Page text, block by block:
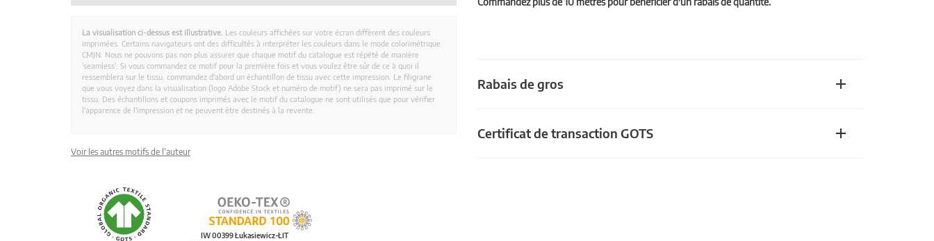
Rabais de gros
Certificat de transaction GOTS
La visualisation ci-dessus est illustrative. Les couleurs affichées sur votre écran diffèrent des couleurs
imprimées. Certains navigateurs ont des difficultés à interpréter les couleurs dans le mode colorimétrique
CMJN. Nous ne pouvons pas non plus assurer que chaque motif du catalogue est répété de manière
'seamless'. Si vous commandez ce motif pour la première fois et vous voulez être sûr de ce à quoi il
ressemblera sur le tissu, commandez d'abord un échantillon de tissu avec cette impression. Le filigrane
que vous voyez dans la visualisation (logo Adobe Stock et numéro de motif) ne sera pas imprimé sur le
tissu. Des échantillons et coupons imprimés avec le motif du catalogue ne sont utilisés que pour vérifier
l'apparence de l'impression et ne peuvent être destinés à la revente.
Voir les autres motifs de l'auteur
IW 00399 Łukasiewicz-ŁIT